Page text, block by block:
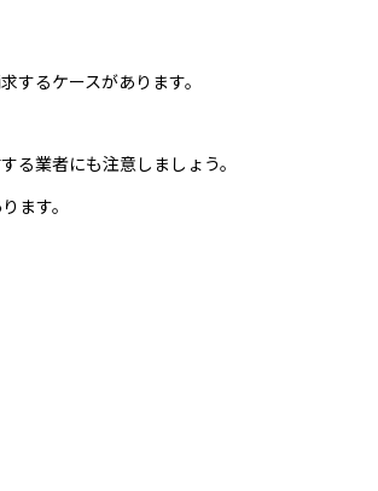
るケースがあります。
る業者にも注意しましょう。
ます。